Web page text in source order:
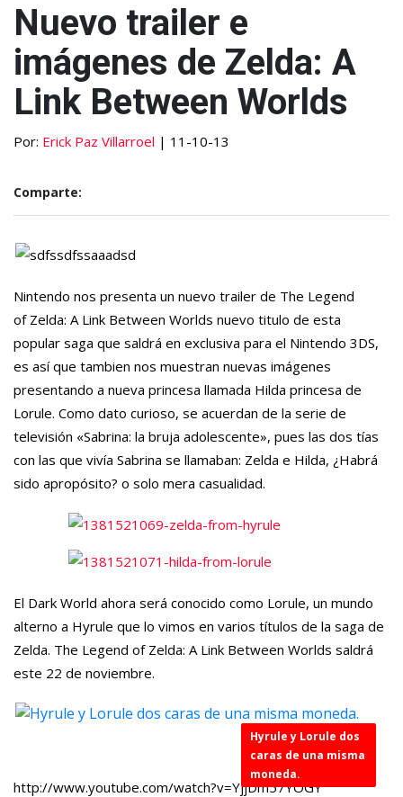
Nuevo trailer e
imágenes de Zelda: A
Link Between Worlds
Por: Erick Paz Villarroel | 11-10-13
Comparte:
Nintendo nos presenta un nuevo trailer de The Legend
of Zelda: A Link Between Worlds nuevo titulo de esta
popular saga que saldrá en exclusiva para el Nintendo 3DS,
es así que tambien nos muestran nuevas imágenes
presentando a nueva princesa llamada Hilda princesa de
Lorule. Como dato curioso, se acuerdan de la serie de
televisión «Sabrina: la bruja adolescente», pues las dos tías
con las que vivía Sabrina se llamaban: Zelda e Hilda, ¿Habrá
sido apropósito? o solo mera casualidad.
El Dark World ahora será conocido como Lorule, un mundo
alterno a Hyrule que lo vimos en varios títulos de la saga de
Zelda. The Legend of Zelda: A Link Between Worlds saldrá
este 22 de noviembre.
Hyrule y Lorule dos
caras de una misma
moneda.
http://www.youtube.com/watch?v=YjjDm57YOGY